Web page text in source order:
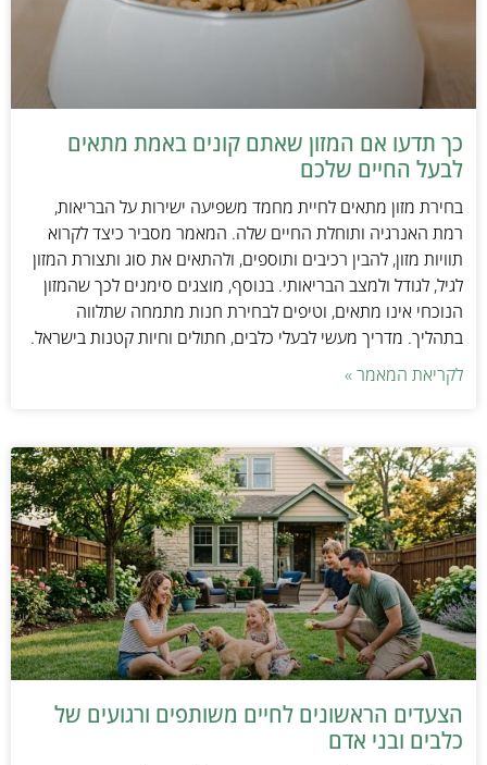
כך תדעו אם המזון שאתם קונים באמת מתאים
לבעל החיים שלכם
בחירת מזון מתאים לחיית מחמד משפיעה ישירות על הבריאות,
רמת האנרגיה ותוחלת החיים שלה. המאמר מסביר כיצד לקרוא
תוויות מזון, להבין רכיבים ותוספים, ולהתאים את סוג ותצורת המזון
לגיל, לגודל ולמצב הבריאותי. בנוסף, מוצגים סימנים לכך שהמזון
הנוכחי אינו מתאים, וטיפים לבחירת חנות מתמחה שתלווה
בתהליך. מדריך מעשי לבעלי כלבים, חתולים וחיות קטנות בישראל.
לקריאת המאמר »
הצעדים הראשונים לחיים משותפים ורגועים של
כלבים ובני אדם